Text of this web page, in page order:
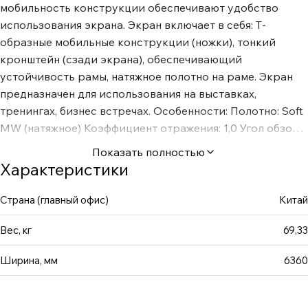
мобильность конструкции обеспечивают удобство
использования экрана. Экран включает в себя: Т-
образные мобильные конструкции (ножки), тонкий
кронштейн (сзади экрана), обеспечивающий
устойчивость рамы, натяжное полотно на раме. Экран
предназначен для использования на выставках,
тренингах, бизнес встречах. Особенности: Полотно: Soft
MW (натяжное) Коэффициент отражения: 1,0 Угол обзора:
160° В комплекте: переносной виниловый чехол Доп.
опция: кейс на колесиках Цвет корпуса: серебряный
Также на всех экранах Fast Fold & Fast Fold XL сзади
присутствует кронштейн для поддержания полотна.
Показать полностью
Характеристики
Страна (главный офис) Китай
Вес, кг 69,33
Ширина, мм 6360